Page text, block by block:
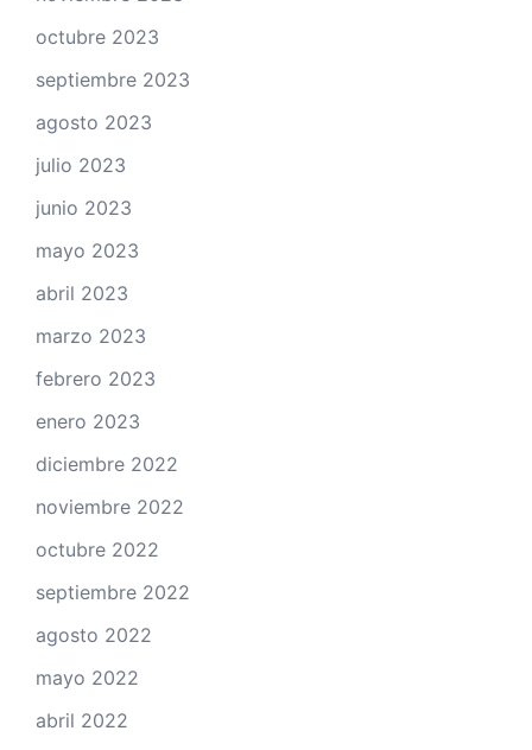
octubre 2023
septiembre 2023
agosto 2023
julio 2023
junio 2023
mayo 2023
abril 2023
marzo 2023
febrero 2023
enero 2023
diciembre 2022
noviembre 2022
octubre 2022
septiembre 2022
agosto 2022
mayo 2022
abril 2022